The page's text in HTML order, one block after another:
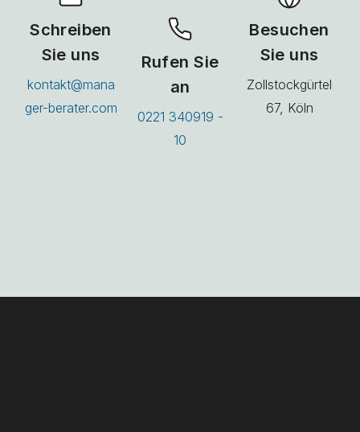
Schreiben
Sie uns
kontakt@mana
ger-berater.com
Rufen Sie
an
0221 340919 -
10
Besuchen
Sie uns
Zollstockgürtel
67, Köln